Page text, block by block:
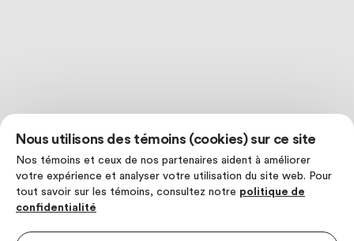
Nous utilisons des témoins (cookies) sur ce site
Nos témoins et ceux de nos partenaires aident à améliorer
votre expérience et analyser votre utilisation du site web. Pour
tout savoir sur les témoins, consultez notre politique de
confidentialité